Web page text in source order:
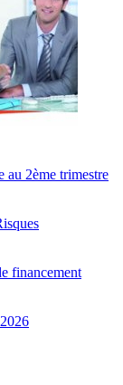
au 2ème trimestre
financement